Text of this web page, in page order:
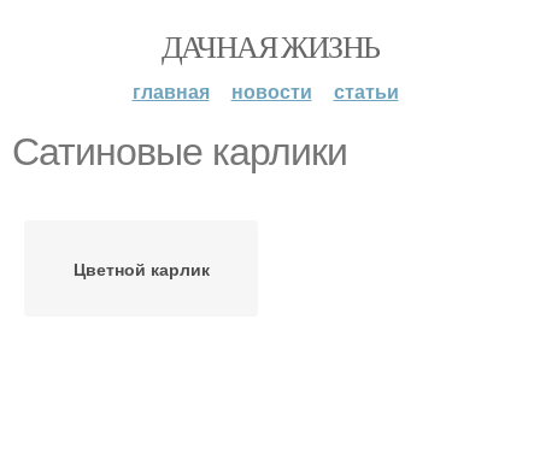
ДАЧНАЯ ЖИЗНЬ
главная новости статьи
Сатиновые карлики
Цветной карлик